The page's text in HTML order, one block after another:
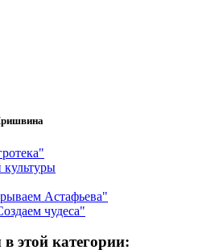
культуры
Астафьева"
чудеса"
этой категории: